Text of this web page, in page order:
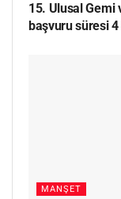
15. Ulusal Gemi
başvuru süresi 4
MANŞET